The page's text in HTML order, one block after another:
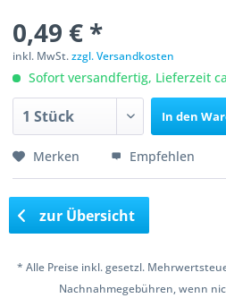
0,49 € *
inkl. MwSt.zzgl. Versandkosten
Sofort versandfertig, Lieferzeit
In den
Merken Empfehlen
zur Übersicht
* Alle Preise inkl. gesetzl.
Nachnahmegebühren, wenn